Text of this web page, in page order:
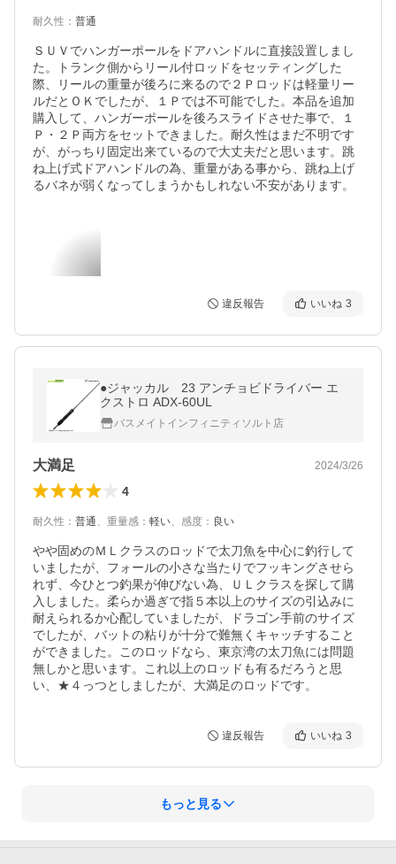
耐久性 ： 普通
ＳＵＶでハンガーポールをドアハンドルに直接設置しまし
た。トランク側からリール付ロッドをセッティングした
際、リールの重量が後ろに来るので２Ｐロッドは軽量リー
ルだとＯＫでしたが、１Ｐでは不可能でした。本品を追加
購入して、ハンガーポールを後ろスライドさせた事で、１
Ｐ・２Ｐ両方をセットできました。耐久性はまだ不明です
が、がっちり固定出来ているので大丈夫だと思います。跳
ね上げ式ドアハンドルの為、重量がある事から、跳ね上げ
るバネが弱くなってしまうかもしれない不安があります。
違反報告 いいね 3
●ジャッカル 23 アンチョビドライバー エ
クストロ ADX-60UL
バスメイトインフィニティソルト店
大満足 2024/3/26
4
耐久性 ： 普通、 重量感 ： 軽い、 感度 ： 良い
やや固めのＭＬクラスのロッドで太刀魚を中心に釣行して
いましたが、フォールの小さな当たりでフッキングさせら
れず、今ひとつ釣果が伸びない為、ＵＬクラスを探して購
入しました。柔らか過ぎで指５本以上のサイズの引込みに
耐えられるか心配していましたが、ドラゴン手前のサイズ
でしたが、バットの粘りが十分で難無くキャッチすること
ができました。このロッドなら、東京湾の太刀魚には問題
無しかと思います。これ以上のロッドも有るだろうと思
い、★４っつとしましたが、大満足のロッドです。
違反報告 いいね 3
もっと見る